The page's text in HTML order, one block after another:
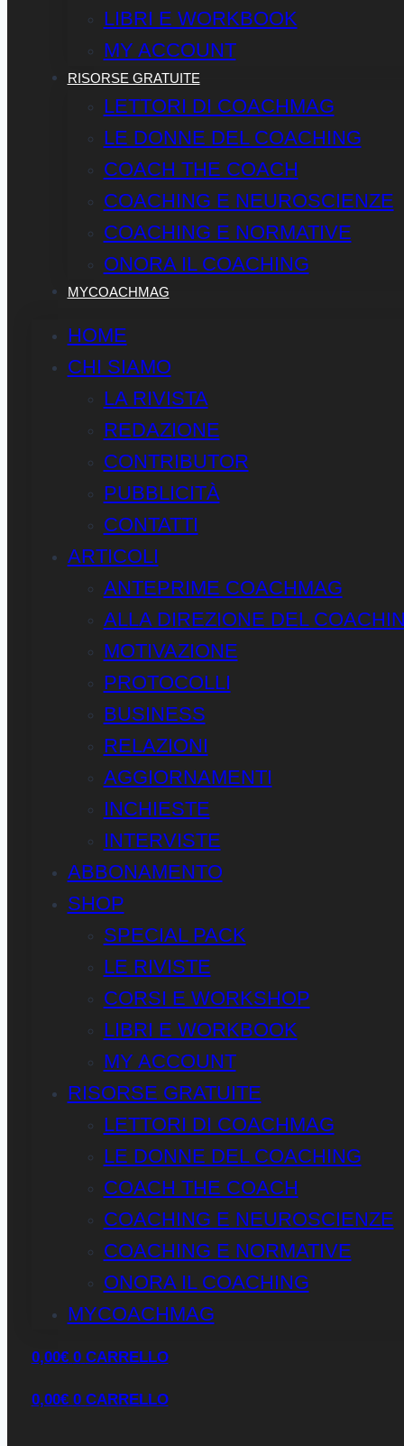
LIBRI E WORKBOOK
MY ACCOUNT
RISORSE GRATUITE
LETTORI DI COACHMAG
LE DONNE DEL COACHING
COACH THE COACH
COACHING E NEUROSCIENZE
COACHING E NORMATIVE
ONORA IL COACHING
MYCOACHMAG
HOME
CHI SIAMO
LA RIVISTA
REDAZIONE
CONTRIBUTOR
PUBBLICITÀ
CONTATTI
ARTICOLI
ANTEPRIME COACHMAG
ALLA DIREZIONE DEL
MOTIVAZIONE
PROTOCOLLI
BUSINESS
RELAZIONI
AGGIORNAMENTI
INCHIESTE
INTERVISTE
ABBONAMENTO
SHOP
SPECIAL PACK
LE RIVISTE
CORSI E WORKSHOP
LIBRI E WORKBOOK
MY ACCOUNT
RISORSE GRATUITE
LETTORI DI COACHMAG
LE DONNE DEL COACHING
COACH THE COACH
COACHING E NEUROSCIENZE
COACHING E NORMATIVE
ONORA IL COACHING
MYCOACHMAG
0,00€ 0 CARRELLO
0,00€ 0 CARRELLO